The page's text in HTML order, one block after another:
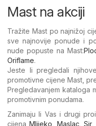
Mast na akciji
Tražite Mast po najnižoj
sve najnovije ponude i
nude popuste na Mast:
Oriflame.
Jeste li pregledali
promotivne cijene Mast,
Pregledavanjem
promotivnim ponudama.
Zanimaju li Vas i drugi
cijena Mlijeko, Maslac,Sir